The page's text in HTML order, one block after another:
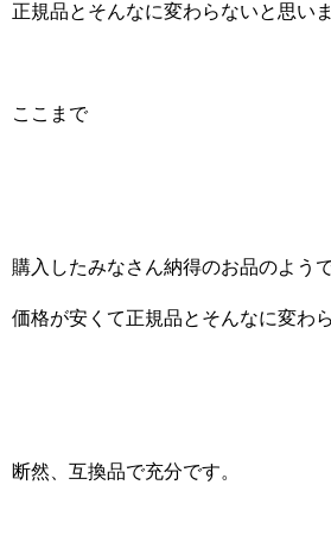
正規品とそんなに変わらないと思いま
ここまで
購入したみなさん納得のお品のようで
価格が安くて正規品とそんなに変わ
断然、互換品で充分です。